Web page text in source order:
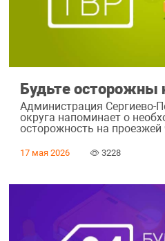
Будьте осторожны
Администрация Сергиево-
округа напоминает о
осторожность на проезжей
17 мая 2026 3228